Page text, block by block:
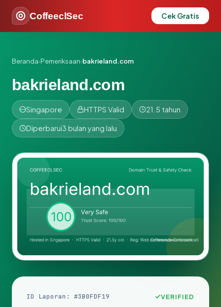
CoffeeclSec Cek Gratis
Beranda›Pemeriksaan›bakrieland.com
bakrieland.com
Singapore HTTPS Valid 21.5 tahun
Diperbarui3 bulan yang lalu
ID Laporan: #3B0FDF19 VERIFIED